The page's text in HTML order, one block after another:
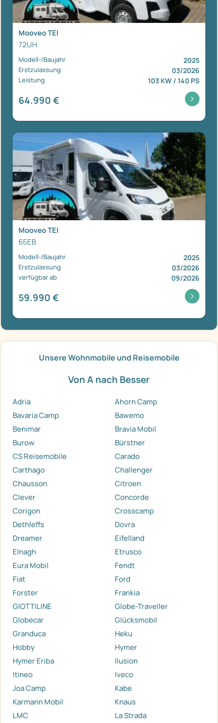
Mooveo TEI
72UH
Modell-/Baujahr 2025
Erstzulassung 03/2026
Leistung 103 KW / 140 PS
64.990 €
Mooveo TEI
65EB
Modell-/Baujahr 2025
Erstzulassung 03/2026
verfügbar ab 09/2026
59.990 €
Unsere Wohnmobile und Reisemobile
Von A nach Besser
Adria
Ahorn Camp
Bavaria Camp
Bawemo
Benimar
Bravia Mobil
Burow
Bürstner
CS Reisemobile
Carado
Carthago
Challenger
Chausson
Citroen
Clever
Concorde
Corigon
Crosscamp
Dethleffs
Dovra
Dreamer
Eifelland
Elnagh
Etrusco
Eura Mobil
Fendt
Fiat
Ford
Forster
Frankia
GIOTTILINE
Globe-Traveller
Globecar
Glücksmobil
Granduca
Heku
Hobby
Hymer
Hymer Eriba
Ilusion
Itineo
Iveco
Joa Camp
Kabe
Karmann Mobil
Knaus
LMC
La Strada